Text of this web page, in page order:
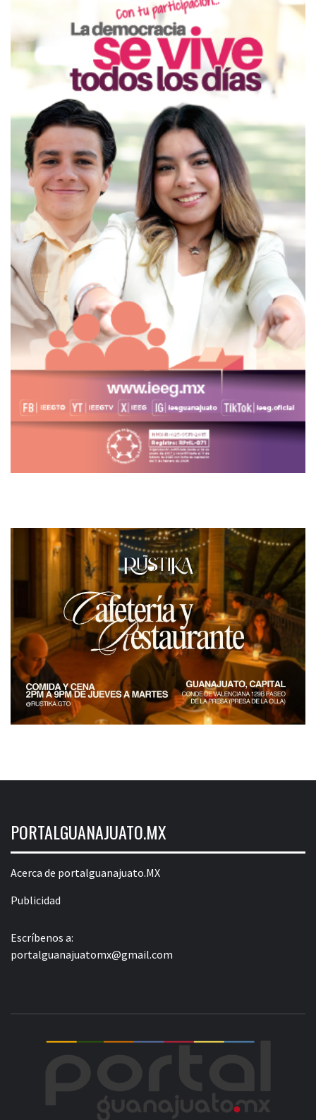
PORTALGUANAJUATO.MX
Acerca de portalguanajuato.MX
Publicidad
Escríbenos a:
portalguanajuatomx@gmail.com